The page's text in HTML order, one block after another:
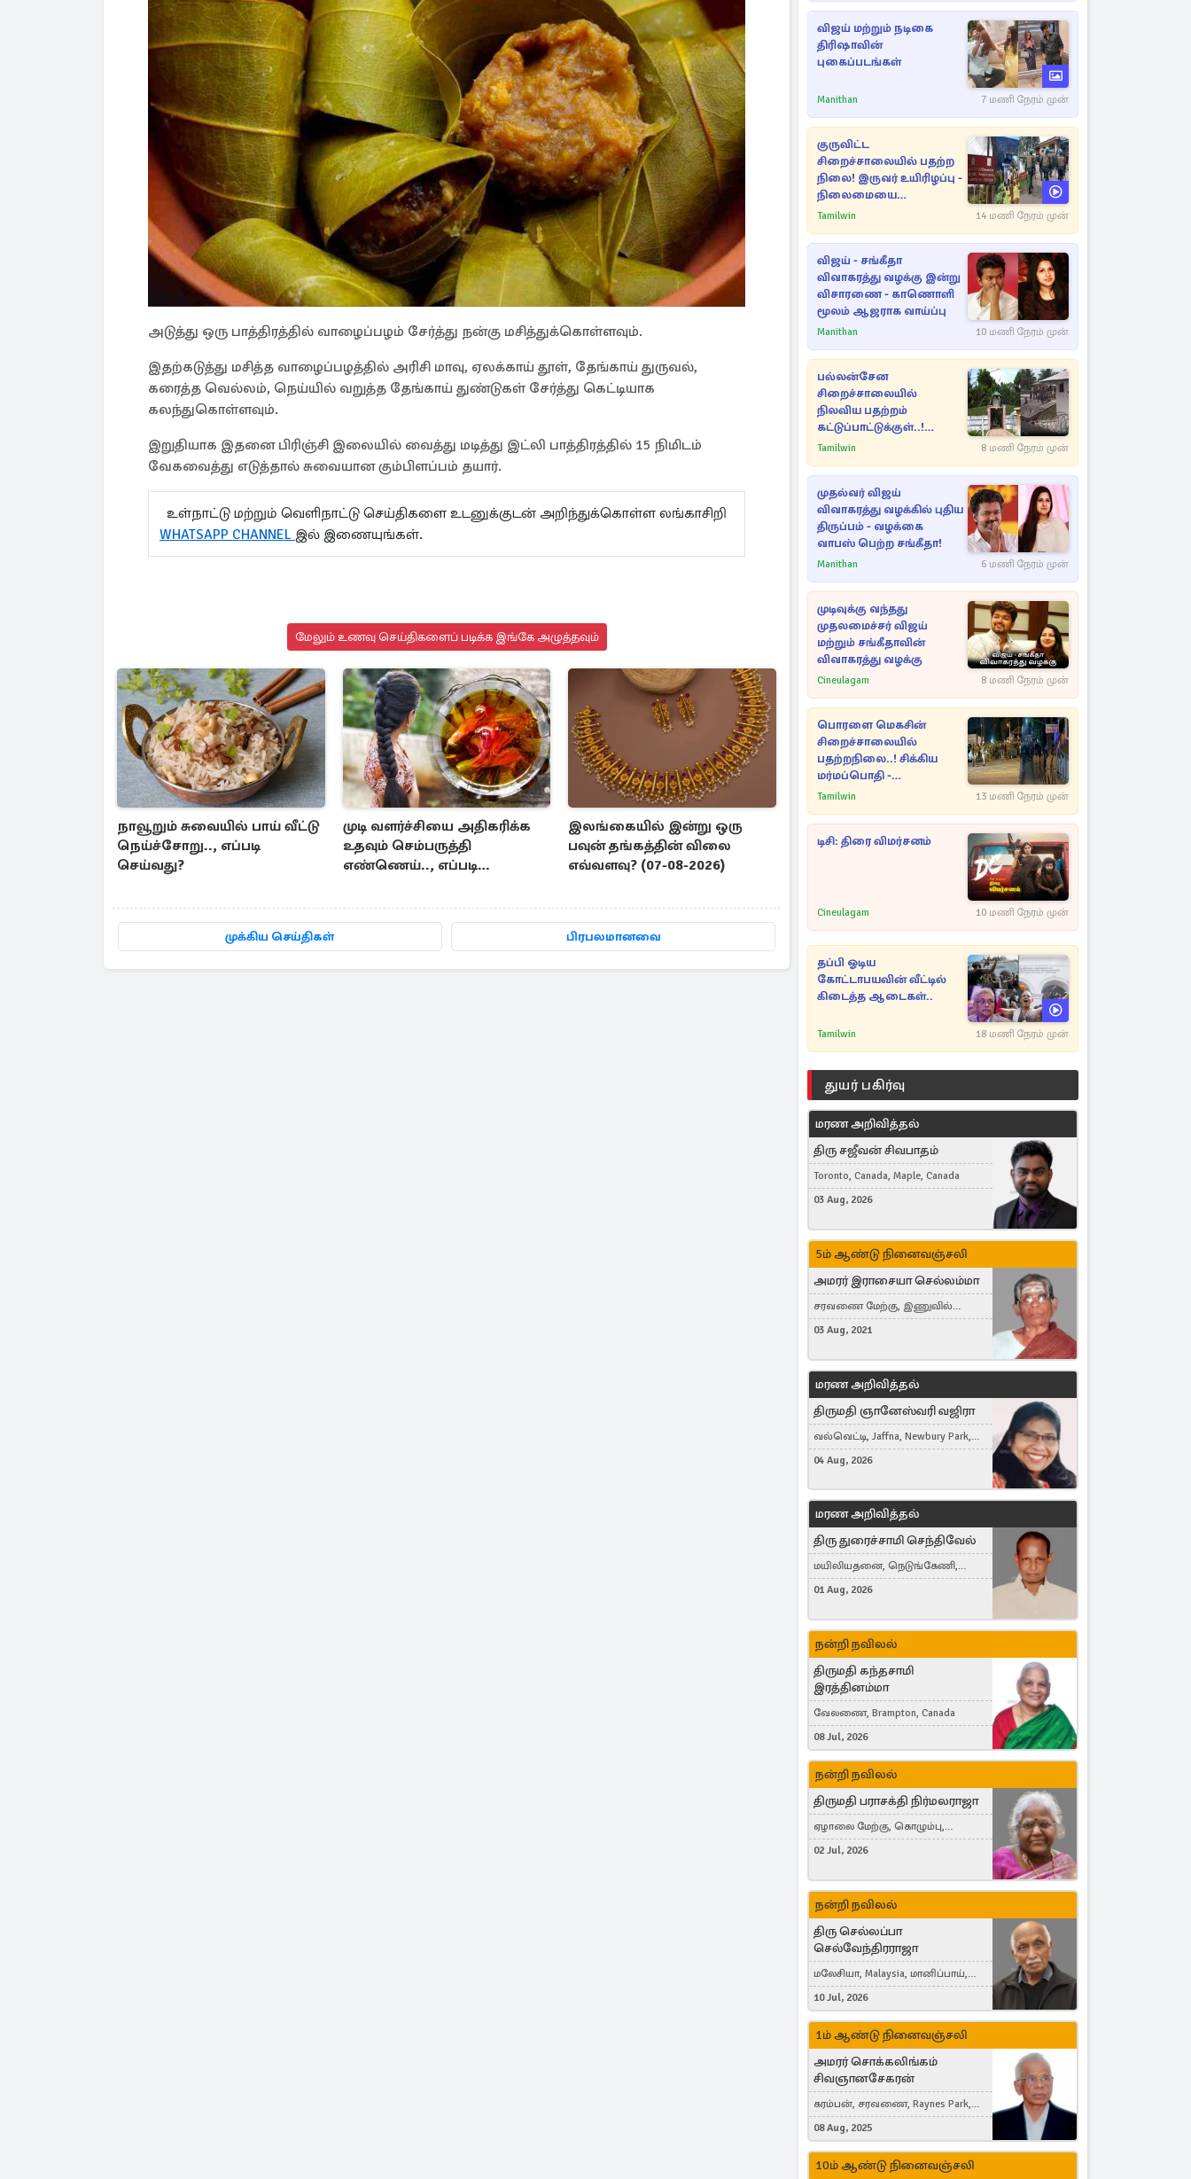
அடுத்து ஒரு பாத்திரத்தில் வாழைப்பழம் சேர்த்து நன்கு மசித்துக்கொள்ளவும்.
இதற்கடுத்து மசித்த வாழைப்பழத்தில் அரிசி மாவு, ஏலக்காய் தூள், தேங்காய் துருவல்,
கரைத்த வெல்லம், நெய்யில் வறுத்த தேங்காய் துண்டுகள் சேர்த்து கெட்டியாக
கலந்துகொள்ளவும்.
இறுதியாக இதனை பிரிஞ்சி இலையில் வைத்து மடித்து இட்லி பாத்திரத்தில் 15 நிமிடம்
வேகவைத்து எடுத்தால் சுவையான கும்பிளப்பம் தயார்.
உள்நாட்டு மற்றும் வெளிநாட்டு செய்திகளை உடனுக்குடன் அறிந்துக்கொள்ள லங்காசிறி
WHATSAPP CHANNEL இல் இணையுங்கள்.
மேலும் உணவு செய்திகளைப் படிக்க இங்கே அழுத்தவும்
நாவூறும் சுவையில் பாய் வீட்டு
நெய்ச்சோறு.., எப்படி
செய்வது?
முடி வளர்ச்சியை அதிகரிக்க
உதவும் செம்பருத்தி
எண்ணெய்.., எப்படி
இலங்கையில் இன்று ஒரு
பவுன் தங்கத்தின் விலை
எவ்வளவு? (07-08-2026)
முக்கிய செய்திகள் பிரபலமானவை
விஜய் மற்றும் நடிகை
திரிஷாவின்
புகைப்படங்கள்
Manithan 7 மணி நேரம் முன்
குருவிட்ட
சிறைச்சாலையில் பதற்ற
நிலை! இருவர் உயிரிழப்பு -
நிலைமையை
கட்டுப்படுத்த பொலிஸார்
Tamilwin 14 மணி நேரம் முன்
விஜய் - சங்கீதா
விவாகரத்து வழக்கு இன்று
விசாரணை - காணொளி
மூலம் ஆஜராக வாய்ப்பு
Manithan 10 மணி நேரம் முன்
பல்லன்சேன
சிறைச்சாலையில்
நிலவிய பதற்றம்
கட்டுப்பாட்டுக்குள்..!
அதிரடியாக களமிறங்கிய
Tamilwin 8 மணி நேரம் முன்
முதல்வர் விஜய்
விவாகரத்து வழக்கில் புதிய
திருப்பம் - வழக்கை
வாபஸ் பெற்ற சங்கீதா!
Manithan 6 மணி நேரம் முன்
முடிவுக்கு வந்தது
முதலமைச்சர் விஜய்
மற்றும் சங்கீதாவின்
விவாகரத்து வழக்கு
Cineulagam 8 மணி நேரம் முன்
பொரளை மெகசின்
சிறைச்சாலையில்
பதற்றநிலை..! சிக்கிய
மர்மப்பொதி -
பின்னணியில் வெளியான
Tamilwin 13 மணி நேரம் முன்
டிசி: திரை விமர்சனம்
Cineulagam 10 மணி நேரம் முன்
தப்பி ஓடிய
கோட்டாபயவின் வீட்டில்
கிடைத்த ஆடைகள்..
Tamilwin 18 மணி நேரம் முன்
துயர் பகிர்வு
மரண அறிவித்தல்
திரு சஜீவன் சிவபாதம்
Toronto, Canada, Maple, Canada
03 Aug, 2026
5ம் ஆண்டு நினைவஞ்சலி
அமரர் இராசையா செல்லம்மா
சரவணை மேற்கு, இணுவில்
கிழக்கு
03 Aug, 2021
மரண அறிவித்தல்
திருமதி ஞானேஸ்வரி வஜிரா
வல்வெட்டி, Jaffna, Newbury Park,
United Kingdom
04 Aug, 2026
மரண அறிவித்தல்
திரு துரைச்சாமி செந்திவேல்
மயிலியதனை, நெடுங்கேணி,
கம்பர்மலை
01 Aug, 2026
நன்றி நவிலல்
திருமதி கந்தசாமி
இரத்தினம்மா
வேலணை, Brampton, Canada
08 Jul, 2026
நன்றி நவிலல்
திருமதி பராசக்தி நிர்மலராஜா
ஏழாலை மேற்கு, கொழும்பு,
தங்காலை, London, United Kingdom
02 Jul, 2026
நன்றி நவிலல்
திரு செல்லப்பா
செல்வேந்திரராஜா
மலேசியா, Malaysia, மானிப்பாய்,
Duisburg, Germany, London, United
Kingdom
10 Jul, 2026
1ம் ஆண்டு நினைவஞ்சலி
அமரர் சொக்கலிங்கம்
சிவஞானசேகரன்
கரம்பன், சரவணை, Raynes Park,
London, United Kingdom
08 Aug, 2025
10ம் ஆண்டு நினைவஞ்சலி